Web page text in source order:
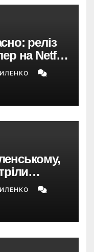
реліз
на Netflix
так?